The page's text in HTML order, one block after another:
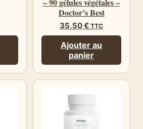
Doctor’s Best
35,50€ TTC
Ajouter au
panier